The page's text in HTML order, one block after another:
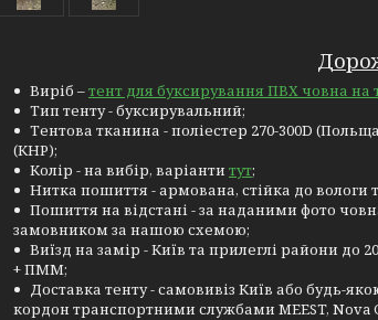
Виріб –тент для буксирування ПВХ човна на
Тип тенту - буксирувальний;
Тентова тканина - поліестер 270-300D
(КНР);
Колір - на вибір, варіанти тут;
Нитка пошиття - армована, стійка до вологи
Пошиття на відстані - за наданими фото
замовником за нашою схемою;
Виїзд на замір - Київ та прилеглі райони до
+ ПММ;
Доставка тенту - самовивіз Київ або будь-
кордон транспортними службами MEEST, Nova